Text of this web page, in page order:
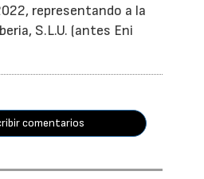
representando a la
S.L.U. (antes Eni
comentarios